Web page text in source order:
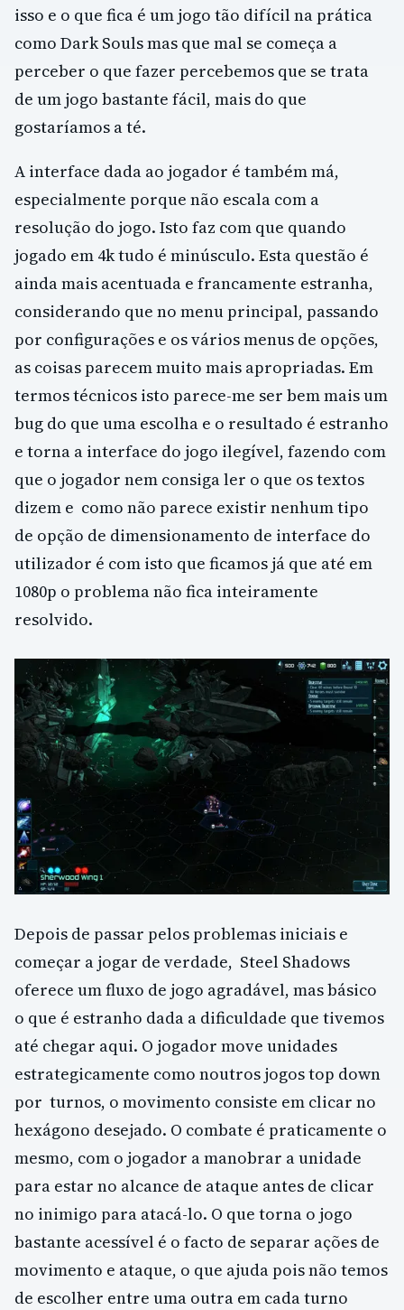
isso e o que fica é um jogo tão difícil na prática
como Dark Souls mas que mal se começa a
perceber o que fazer percebemos que se trata
de um jogo bastante fácil, mais do que
gostaríamos a té.
A interface dada ao jogador é também má,
especialmente porque não escala com a
resolução do jogo. Isto faz com que quando
jogado em 4k tudo é minúsculo. Esta questão é
ainda mais acentuada e francamente estranha,
considerando que no menu principal, passando
por configurações e os vários menus de opções,
as coisas parecem muito mais apropriadas. Em
termos técnicos isto parece-me ser bem mais um
bug do que uma escolha e o resultado é estranho
e torna a interface do jogo ilegível, fazendo com
que o jogador nem consiga ler o que os textos
dizem e como não parece existir nenhum tipo
de opção de dimensionamento de interface do
utilizador é com isto que ficamos já que até em
1080p o problema não fica inteiramente
resolvido.
Depois de passar pelos problemas iniciais e
começar a jogar de verdade, Steel Shadows
oferece um fluxo de jogo agradável, mas básico
o que é estranho dada a dificuldade que tivemos
até chegar aqui. O jogador move unidades
estrategicamente como noutros jogos top down
por turnos, o movimento consiste em clicar no
hexágono desejado. O combate é praticamente o
mesmo, com o jogador a manobrar a unidade
para estar no alcance de ataque antes de clicar
no inimigo para atacá-lo. O que torna o jogo
bastante acessível é o facto de separar ações de
movimento e ataque, o que ajuda pois não temos
de escolher entre uma outra em cada turno